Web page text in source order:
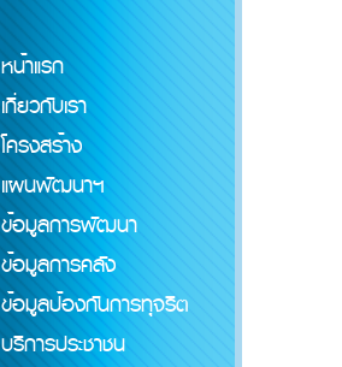
หน้าแรก
เกี่ยวกับเรา
โครงสร้าง
แผนพัฒนาฯ
ข้อมูลการพัฒนา
ข้อมูลการคลัง
ข้อมูลป้องกันการทุจริต
บริการประชาชน